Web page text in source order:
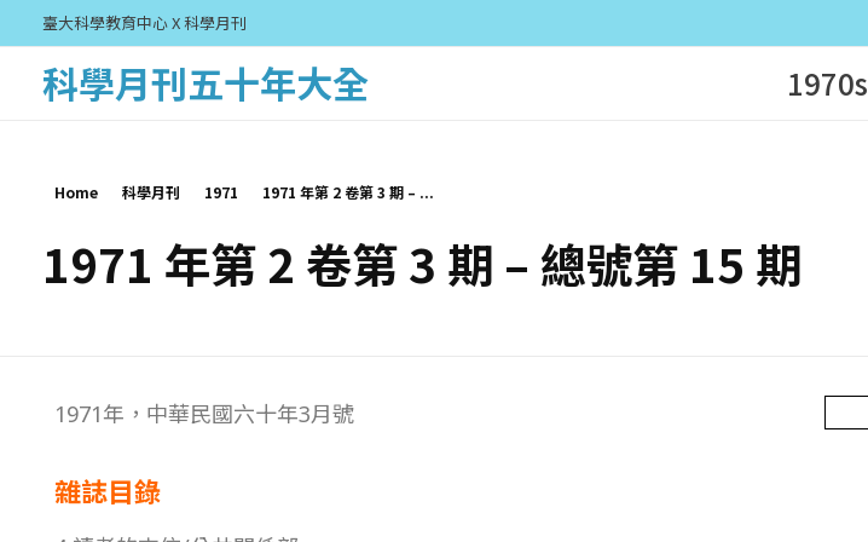
臺大科學教育中心 X 科學月刊
科學月刊五十年大全 1970s
Home 科學月刊 1971 1971 年第 2 卷第 3 期 – ...
1971 年第 2 卷第 3 期 – 總號第 15 期
1
7
1971年，中華民國六十年3月號
雜誌目錄